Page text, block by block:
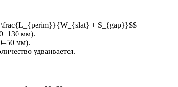
\frac{L_{perim}}{W_{slat} + S_{gap}}$$
мм).
мм).
удваивается.